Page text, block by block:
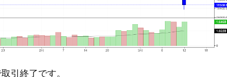
引終了です。